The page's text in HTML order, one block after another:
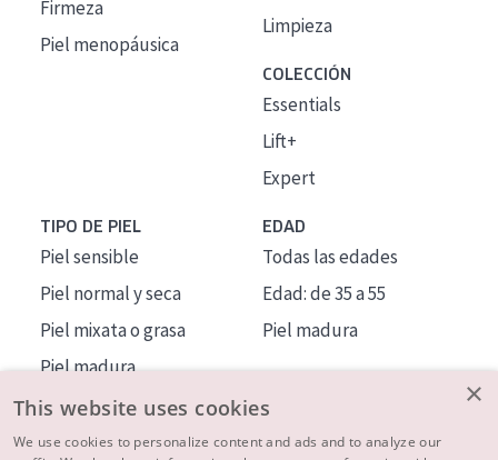
Firmeza
Piel menopáusica
Limpieza
COLECCIÓN
Essentials
Lift+
Expert
TIPO DE PIEL
Piel sensible
Piel normal y seca
Piel mixata o grasa
Piel madura
Piel expuesta al sol
Piel menopáusica
EDAD
Todas las edades
Edad: de 35 a 55
Piel madura
×
This website uses cookies
We use cookies to personalize content and ads and to analyze our